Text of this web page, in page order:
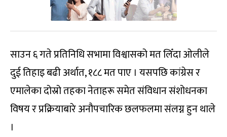
साउन ६ गते प्रतिनिधि सभामा विश्वासको मत लिँदा ओलीले
दुई तिहाइ बढी अर्थात, १८८ मत पाए । यसपछि कांग्रेस र
एमालेका दोस्रो तहका नेताहरू समेत संविधान संशोधनका
विषय र प्रक्रियाबारे अनौपचारिक छलफलमा संलग्न हुन थाले
।